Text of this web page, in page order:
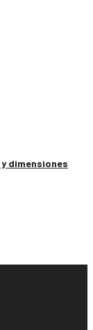
dimensiones